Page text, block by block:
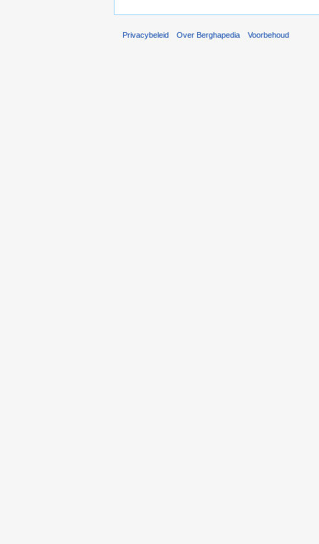
Privacybeleid Over Berghapedia Voorbehoud